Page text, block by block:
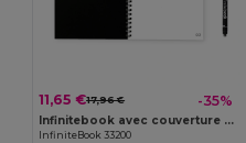
11,65 €17,96 € -35%
Infinitebook avec couverture souple et 15 pages unies pour tableau blanc
InfiniteBook 33200